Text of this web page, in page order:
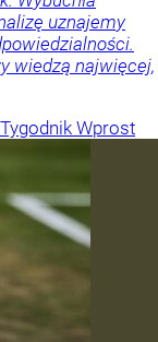
uznajemy
wiedzą najwięcej,
Tygodnik Wprost